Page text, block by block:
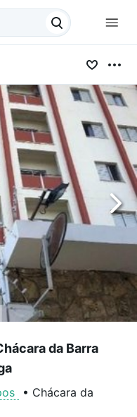
da Barra
• Chácara da